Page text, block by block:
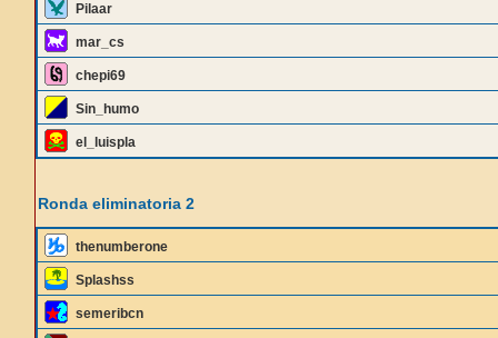
Pilaar
mar_cs
chepi69
Sin_humo
el_luispla
Ronda eliminatoria 2
thenumberone
Splashss
semeribcn